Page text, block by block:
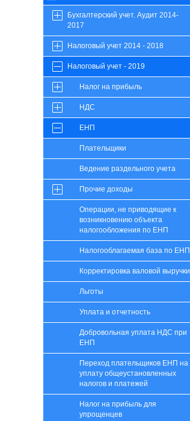
Бухгалтерский учет. Аудит 2014-
2017
Налоговый учет 2014 - 2018
Налоговый учет - 2019
Налог на прибыль
НДС
ЕНП
Плательщики
Ведение раздельного учета
Прочие доходы
Операции, не приводящие к
возникновению объекта
налогообложения по ЕНП
Налогооблагаемая база по ЕНП
Корректировка валовой выручки
Льготы
Уплата и отчетность
Добровольная уплата НДС при
ЕНП
Переход плательщиков ЕНП на
уплату общеустановленных
налогов и платежей
Налог на прибыль для
упрощенцев